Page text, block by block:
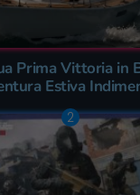
Prima Vittoria in
Estiva